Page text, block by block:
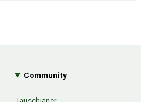
Über Tauschbu↔de
Community
Tauschianer